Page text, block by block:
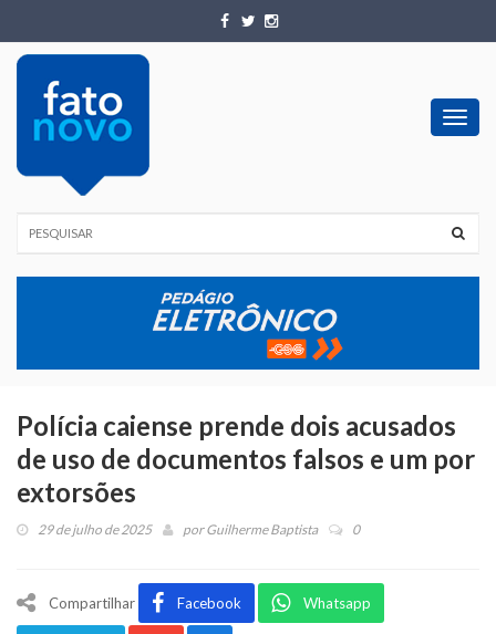
Polícia caiense prende dois acusados
de uso de documentos falsos e um por
extorsões
29 de julho de 2025 porGuilherme Baptista 0
Compartilhar Facebook Whatsapp